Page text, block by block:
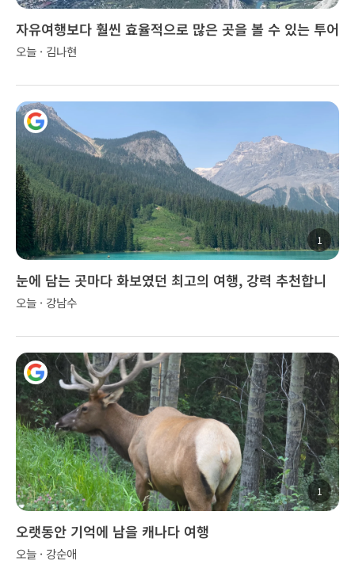
자유여행보다 훨씬 효율적으로 많은 곳을 볼 수 있는 투어
오늘 · 김나현
1
눈에 담는 곳마다 화보였던 최고의 여행, 강력 추천합니
다!
오늘 · 강남수
1
오랫동안 기억에 남을 캐나다 여행
오늘 · 강순애